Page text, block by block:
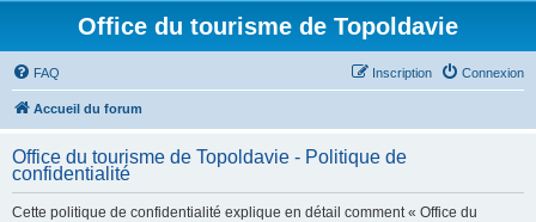
Office du tourisme de Topoldavie
FAQ Connexion
Inscription
Accueil du forum
Office du tourisme de Topoldavie - Politique de
confidentialité
Cette politique de confidentialité explique en détail comment « Office du